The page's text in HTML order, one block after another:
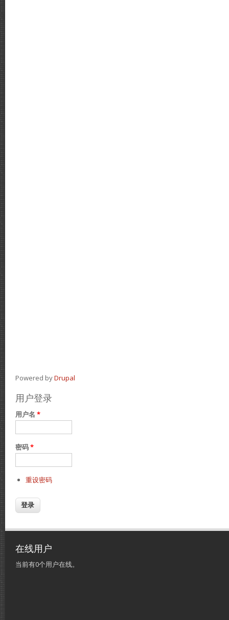
Powered byDrupal
用户登录
用户名 *
密码*
重设密码
在线用户
当前有0个用户在线。